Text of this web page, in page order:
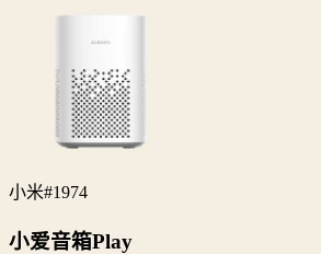
小米#1974
小爱音箱Play